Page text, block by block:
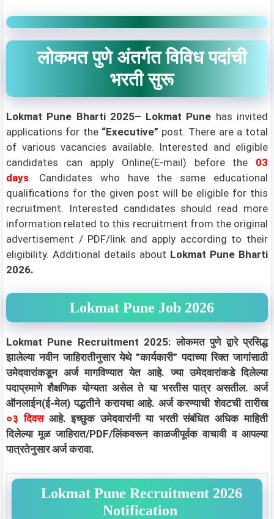
लोकमत पुणे अंतर्गत विविध पदांची
भरती सुरू
Lokmat Pune Bharti 2025– Lokmat Pune has invited
applications for the “Executive” post. There are a total
of various vacancies available. Interested and eligible
candidates can apply Online(E-mail) before the 03
days. Candidates who have the same educational
qualifications for the given post will be eligible for this
recruitment. Interested candidates should read more
information related to this recruitment from the original
advertisement / PDF/link and apply according to their
eligibility. Additional details about Lokmat Pune Bharti
2026.
Lokmat Pune Job 2026
Lokmat Pune Recruitment 2025: लोकमत पुणे द्वारे प्रसिद्ध
झालेल्या नवीन जाहिरातीनुसार येथे ”कार्यकारी” पदाच्या रिक्त जागांसाठी
उमेदवारांकडून अर्ज मागविण्यात येत आहे. ज्या उमेदवारांकडे दिलेल्या
पदाप्रमाणे शैक्षणिक योग्यता असेल ते या भरतीस पात्र असतील. अर्ज
ऑनलाईन(ई-मेल) पद्धतीने करायचा आहे. अर्ज करण्याची शेवटची तारीख
०३ दिवसआहे. इच्छुक उमेदवारांनी या भरती संबंधित अधिक माहिती
दिलेल्या मूळ जाहिरात/PDF/लिंकवरून काळजीपूर्वक वाचावी व आपल्या
पात्रतेनुसार अर्ज करावा.
Lokmat Pune Recruitment 2026
Notification